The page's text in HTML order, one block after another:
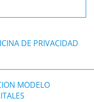
DE PRIVACIDAD
MODELO